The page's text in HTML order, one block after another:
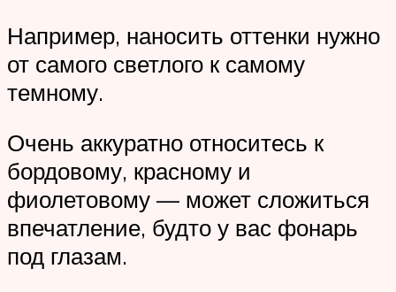
Например, наносить оттенки нужно
от самого светлого к самому
темному.
Очень аккуратно относитесь к
бордовому, красному и
фиолетовому — может сложиться
впечатление, будто у вас фонарь
под глазам.